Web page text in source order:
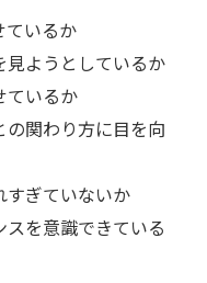
ているか
ようとしているか
ているか
関わり方に目を向
すぎていないか
を意識できている